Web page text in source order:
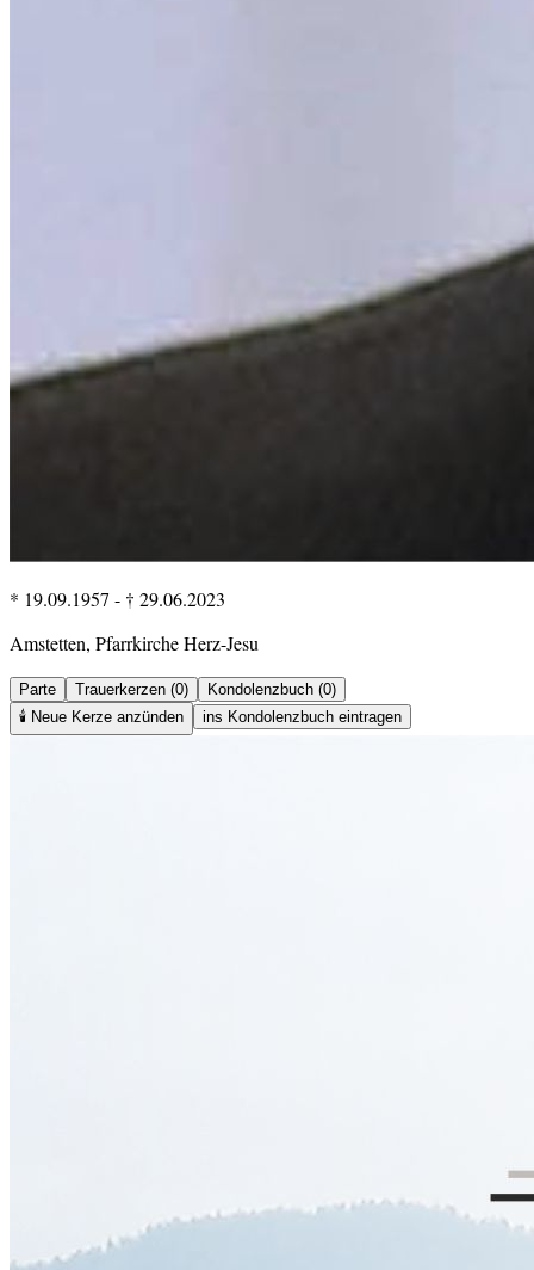
* 19.09.1957 - † 29.06.2023
Amstetten, Pfarrkirche Herz-Jesu
Parte Trauerkerzen (0)
Kondolenzbuch (0)
🕯️ Neue Kerze anzünden ins Kondolenzbuch eintragen